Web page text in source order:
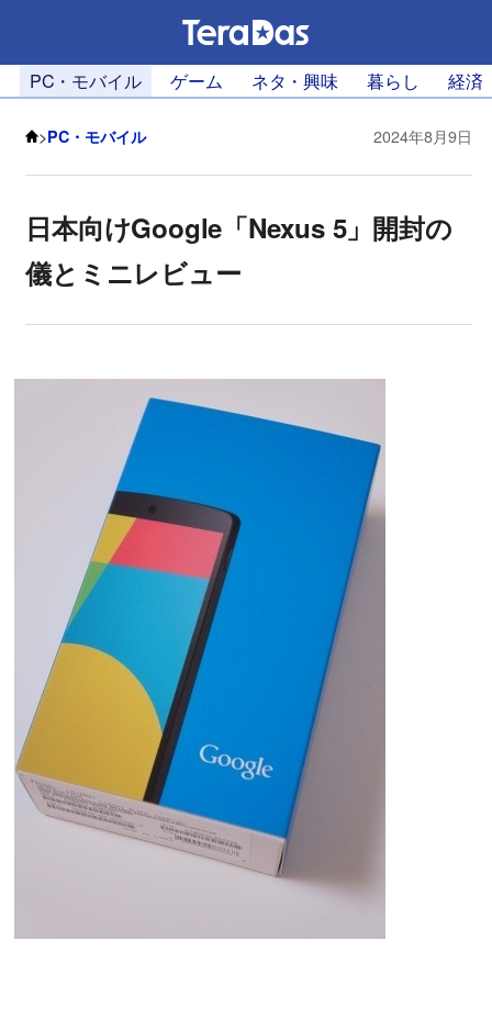
PC・モバイル ゲーム ネタ・興味 暮らし 経済
>PC・モバイル 2024年8月9日
日本向けGoogle「Nexus 5」開封の
儀とミニレビュー